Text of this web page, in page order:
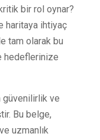
bir rol oynar?
haritaya ihtiyaç
tam olarak bu
hedeflerinize
ve
Bu belge,
uzmanlık